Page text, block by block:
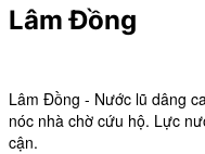
Lâm Đồng
Lâm Đồng - Nước lũ dâng
nóc nhà chờ cứu hộ. Lực
cận.